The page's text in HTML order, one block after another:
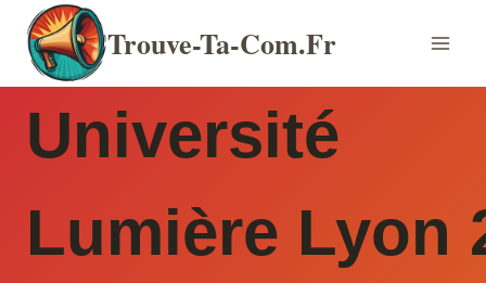
Aller
contenu
Trouve-Ta-Com.fr
Université
Lumière Lyon